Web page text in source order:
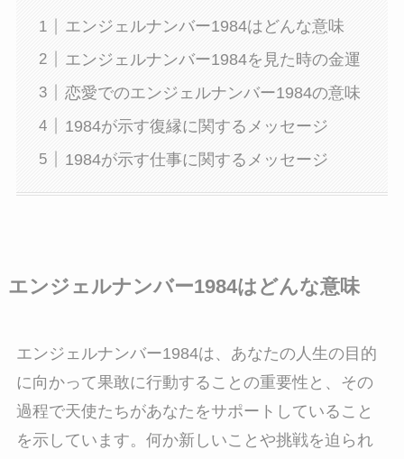
エンジェルナンバー1984はどんな意味
エンジェルナンバー1984を見た時の金運
恋愛でのエンジェルナンバー1984の意味
1984が示す復縁に関するメッセージ
1984が示す仕事に関するメッセージ
エンジェルナンバー1984はどんな意味
エンジェルナンバー1984は、あなたの人生の目的
に向かって果敢に行動することの重要性と、その
過程で天使たちがあなたをサポートしていること
を示しています。何か新しいことや挑戦を迫られ